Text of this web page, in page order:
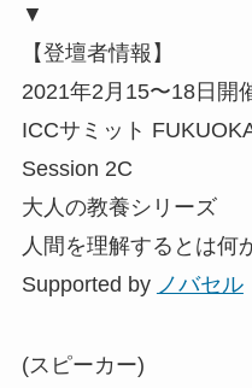
▼
【登壇者情報】
2021年2月15〜18日開
ICCサミット
Session 2C
大人の教養シリーズ
人間を理解するとは何
Supported by ノバセル
(スピーカー)